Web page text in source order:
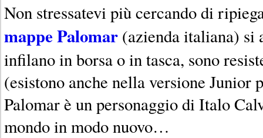
Non stressatevi più cercando di
mappe Palomar (azienda italiana) si
infilano in borsa o in tasca, sono
(esistono anche nella versione
Palomar è un personaggio di Italo
mondo in modo nuovo…